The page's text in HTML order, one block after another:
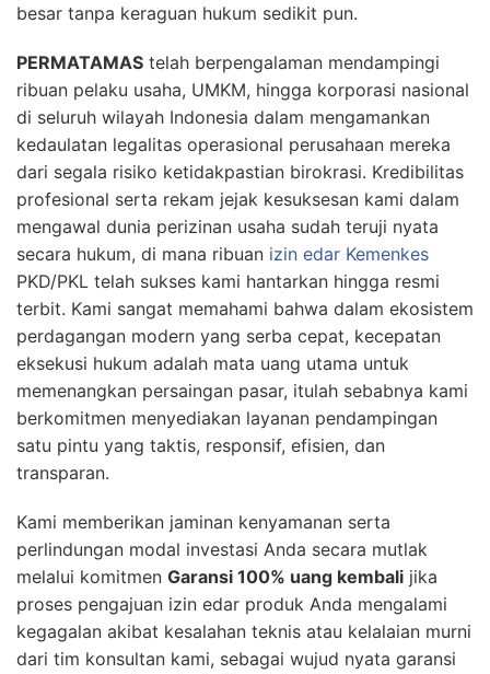
besar tanpa keraguan hukum sedikit pun.
PERMATAMAS telah berpengalaman mendampingi
ribuan pelaku usaha, UMKM, hingga korporasi nasional
di seluruh wilayah Indonesia dalam mengamankan
kedaulatan legalitas operasional perusahaan mereka
dari segala risiko ketidakpastian birokrasi. Kredibilitas
profesional serta rekam jejak kesuksesan kami dalam
mengawal dunia perizinan usaha sudah teruji nyata
secara hukum, di mana ribuan izin edar Kemenkes
PKD/PKL telah sukses kami hantarkan hingga resmi
terbit. Kami sangat memahami bahwa dalam ekosistem
perdagangan modern yang serba cepat, kecepatan
eksekusi hukum adalah mata uang utama untuk
memenangkan persaingan pasar, itulah sebabnya kami
berkomitmen menyediakan layanan pendampingan
satu pintu yang taktis, responsif, efisien, dan
transparan.
Kami memberikan jaminan kenyamanan serta
perlindungan modal investasi Anda secara mutlak
melalui komitmen Garansi 100% uang kembali jika
proses pengajuan izin edar produk Anda mengalami
kegagalan akibat kesalahan teknis atau kelalaian murni
dari tim konsultan kami, sebagai wujud nyata garansi